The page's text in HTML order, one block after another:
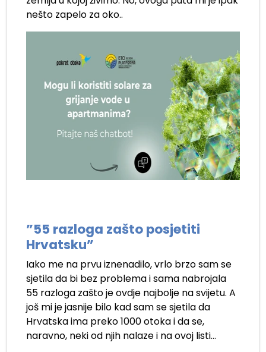
nešto zapelo za oko..
”55 razloga zašto posjetiti
Hrvatsku”
Iako me na prvu iznenadilo, vrlo brzo sam se
sjetila da bi bez problema i sama nabrojala
55 razloga zašto je ovdje najbolje na svijetu. A
još mi je jasnije bilo kad sam se sjetila da
Hrvatska ima preko 1000 otoka i da se,
naravno, neki od njih nalaze i na ovoj listi…